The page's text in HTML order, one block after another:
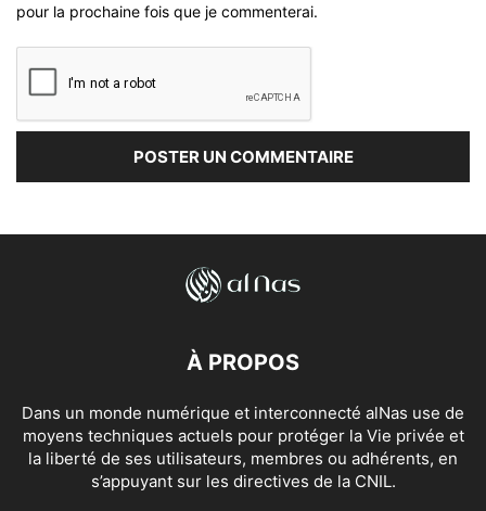
pour la prochaine fois que je commenterai.
À PROPOS
Dans un monde numérique et interconnecté alNas use de
moyens techniques actuels pour protéger la Vie privée et
la liberté de ses utilisateurs, membres ou adhérents, en
s’appuyant sur les directives de la CNIL.